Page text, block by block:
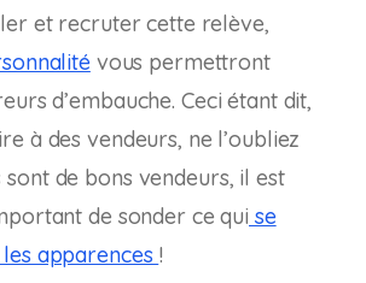
et recruter cette relève,
vous permettront
d’embauche. Ceci étant dit,
à des vendeurs, ne l’oubliez
sont de bons vendeurs, il est
de sonder ce qui se
apparences !